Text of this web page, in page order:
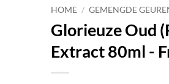
HOME / GEMENGDE
Glorieuze Oud
Extract 80ml -